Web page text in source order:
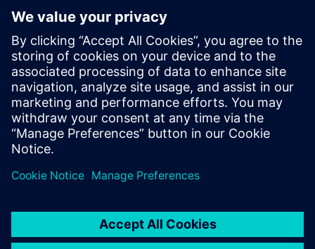
MACO закрила розрив між дизайном та якістю,
безперебійний процес CAD-QA, який покращив якість
деталей, зменшив витрати та зміцнив лідерство в
інноваціях.